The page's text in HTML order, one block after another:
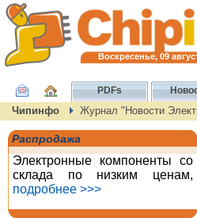
Воскресенье, 09
PDFs
Чипинфо Журнал "Новости
Распродажа
Электронные компоненты со
склада по низким ценам,
подробнее >>>